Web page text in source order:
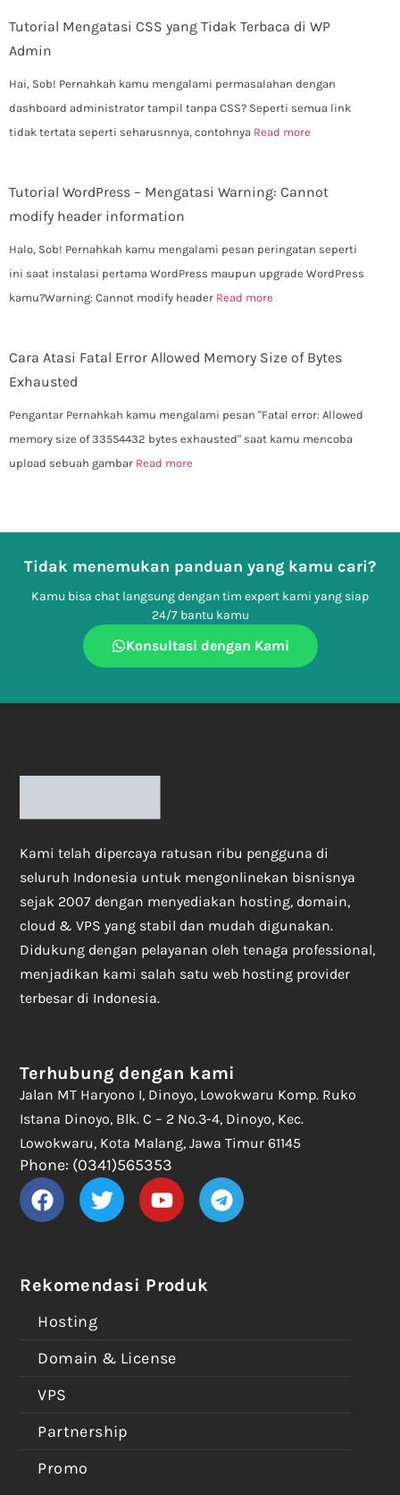
Tutorial Mengatasi CSS yang Tidak Terbaca di WP
Admin
Hai, Sob! Pernahkah kamu mengalami permasalahan dengan
dashboard administrator tampil tanpa CSS? Seperti semua link
tidak tertata seperti seharusnnya, contohnya Read more
Tutorial WordPress – Mengatasi Warning: Cannot
modify header information
Halo, Sob! Pernahkah kamu mengalami pesan peringatan seperti
ini saat instalasi pertama WordPress maupun upgrade WordPress
kamu?Warning: Cannot modify header Read more
Cara Atasi Fatal Error Allowed Memory Size of Bytes
Exhausted
Pengantar Pernahkah kamu mengalami pesan "Fatal error: Allowed
memory size of 33554432 bytes exhausted" saat kamu mencoba
upload sebuah gambar Read more
Tidak menemukan panduan yang kamu cari?
Kamu bisa chat langsung dengan tim expert kami yang siap
24/7 bantu kamu
Konsultasi dengan Kami
Kami telah dipercaya ratusan ribu pengguna di
seluruh Indonesia untuk mengonlinekan bisnisnya
sejak 2007 dengan menyediakan hosting, domain,
cloud & VPS yang stabil dan mudah digunakan.
Didukung dengan pelayanan oleh tenaga professional,
menjadikan kami salah satu web hosting provider
terbesar di Indonesia.
Rekomendasi Produk
Hosting
Domain & License
VPS
Partnership
Promo
Terhubung dengan kami
Jalan MT Haryono I, Dinoyo, Lowokwaru Komp. Ruko
Istana Dinoyo, Blk. C – 2 No.3-4, Dinoyo, Kec.
Lowokwaru, Kota Malang, Jawa Timur 61145
Phone: (0341)565353